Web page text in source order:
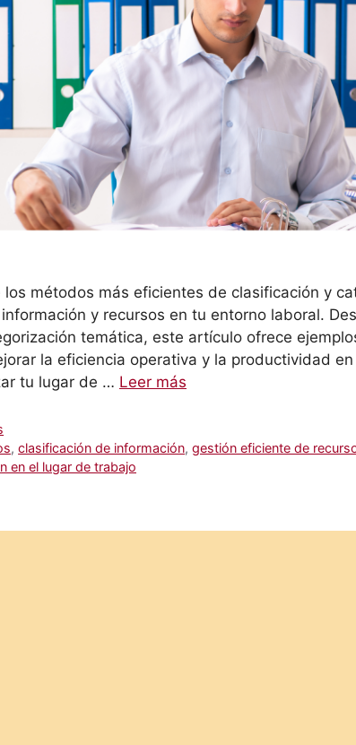
los métodos más eficientes de clasificación y
y recursos en tu entorno laboral.
temática, este artículo ofrece
la eficiencia operativa y la productividad
tu lugar de … Leer más
,clasificación de información,gestión eficiente de
en el lugar de trabajo